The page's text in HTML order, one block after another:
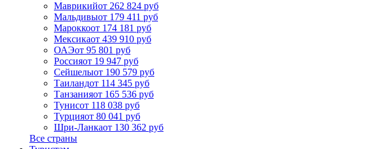
Маврикийот 262 824 руб
Мальдивыот 179 411 руб
Мароккоот 174 181 руб
Мексикаот 439 910 руб
ОАЭот 95 801 руб
Россияот 19 947 руб
Сейшелыот 190 579 руб
Таиландот 114 345 руб
Танзанияот 165 536 руб
Тунисот 118 038 руб
Турцияот 80 041 руб
Шри-Ланкаот 130 362 руб
Все страны